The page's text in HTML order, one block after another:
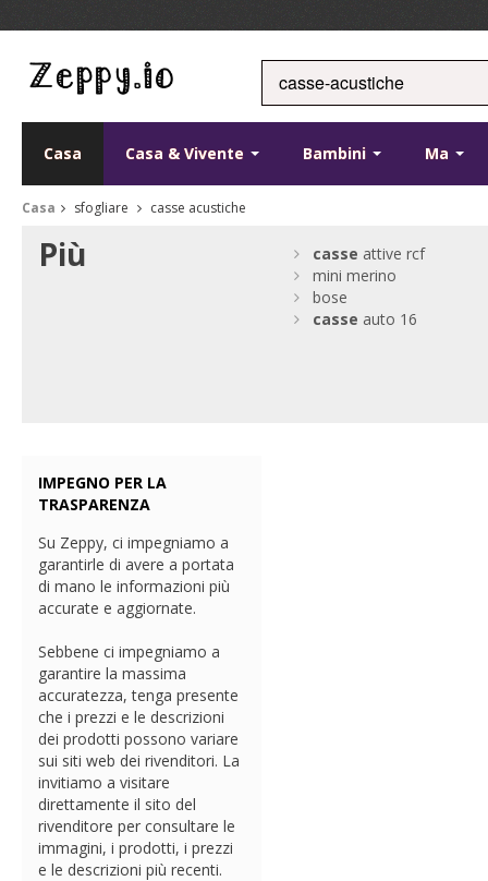
Casa Casa & Vivente Bambini Ma
Casa sfogliare casse acustiche
Più casse attive rcf
mini merino
bose
casse auto 16
IMPEGNO PER LA
TRASPARENZA
Su Zeppy, ci impegniamo a
garantirle di avere a portata
di mano le informazioni più
accurate e aggiornate.
Sebbene ci impegniamo a
garantire la massima
accuratezza, tenga presente
che i prezzi e le descrizioni
dei prodotti possono variare
sui siti web dei rivenditori. La
invitiamo a visitare
direttamente il sito del
rivenditore per consultare le
immagini, i prodotti, i prezzi
e le descrizioni più recenti.